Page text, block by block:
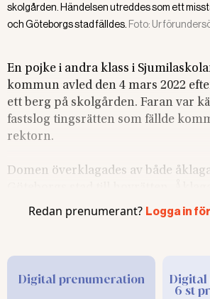
skolgården. Händelsen utreddes som ett
och Göteborgs stad fälldes. Foto: Ur
En pojke i andra klass i
kommun avled den 4 mars 2022
ett berg på skolgården. Faran var
fastslog tingsrätten som fällde
rektorn.
Domen överklagades av både
företagsboten skulle vara högre.
höll inte med om personer i
inte preciserat vilka skyddsåtgärder
tagits och ansåg att det saknades
mellan den påstådda
Redan prenumerant? Logga in
Digital prenumeration Digital
6 st